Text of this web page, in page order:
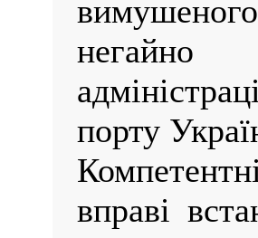
порту
вправі